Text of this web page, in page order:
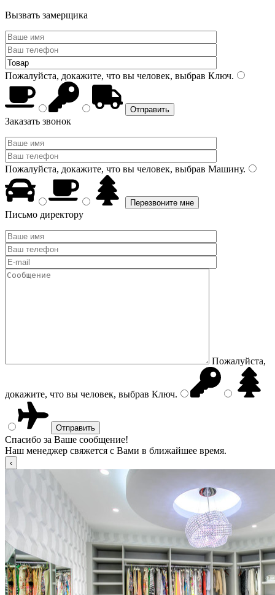
Вызвать замерщика
Пожалуйста, докажите, что вы человек, выбрав Ключ.
Заказать звонок
Пожалуйста, докажите, что вы человек, выбрав Машину.
Письмо директору
Пожалуйста,
докажите, что вы человек, выбрав Ключ.
Спасибо за Ваше сообщение!
Наш менеджер свяжется с Вами в ближайшее время.